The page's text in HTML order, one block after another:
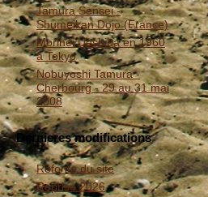
Tamura Sensei -
Shumeikan Dojo (France)
Morihei Ueshiba en 1960
à Tokyo
Nobuyoshi Tamura -
Cherbourg - 29 au 31 mai
2008
Dernieres modifications
Refonte du site
Reprise 2026